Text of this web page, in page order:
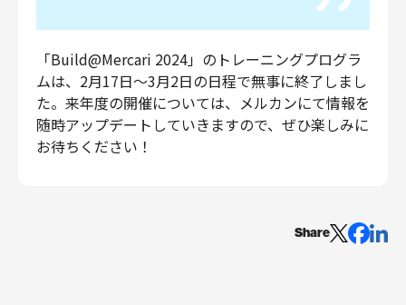
「Build@Mercari 2024」のトレーニングプログラ
ムは、2月17日〜3月2日の日程で無事に終了しまし
た。来年度の開催については、メルカンにて情報を
随時アップデートしていきますので、ぜひ楽しみに
お待ちください！
Share